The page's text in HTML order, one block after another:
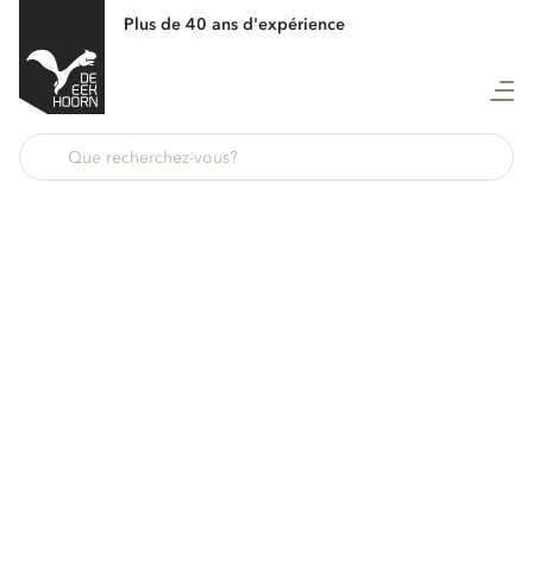
Plus de 40 ans d'expérience